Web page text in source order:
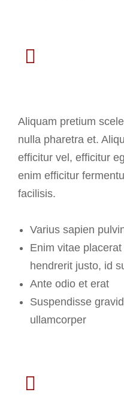
Aliquam pretium
nulla pharetra et.
efficitur vel, efficitur
enim efficitur
facilisis.
Varius sapien
Enim vitae
hendrerit justo, id
Ante odio et erat
Suspendisse
ullamcorper